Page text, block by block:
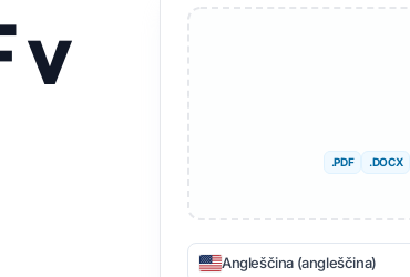
(.IDML)
Bengalščina
Urdujščina
Slovenščina
v
.PDF .DOCX
Angleščina (angleščina)